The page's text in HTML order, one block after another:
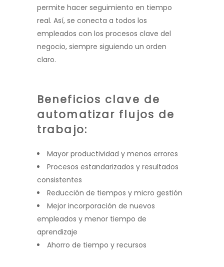
permite hacer seguimiento en tiempo
real. Así, se conecta a todos los
empleados con los procesos clave del
negocio, siempre siguiendo un orden
claro.
Beneficios clave de
automatizar flujos de
trabajo:
Mayor productividad y menos errores
Procesos estandarizados y resultados
consistentes
Reducción de tiempos y micro gestión
Mejor incorporación de nuevos
empleados y menor tiempo de
aprendizaje
Ahorro de tiempo y recursos